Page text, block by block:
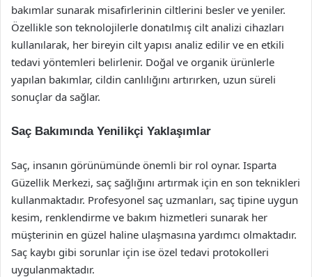
bakımlar sunarak misafirlerinin ciltlerini besler ve yeniler.
Özellikle son teknolojilerle donatılmış cilt analizi cihazları
kullanılarak, her bireyin cilt yapısı analiz edilir ve en etkili
tedavi yöntemleri belirlenir. Doğal ve organik ürünlerle
yapılan bakımlar, cildin canlılığını artırırken, uzun süreli
sonuçlar da sağlar.
Saç Bakımında Yenilikçi Yaklaşımlar
Saç, insanın görünümünde önemli bir rol oynar. Isparta
Güzellik Merkezi, saç sağlığını artırmak için en son teknikleri
kullanmaktadır. Profesyonel saç uzmanları, saç tipine uygun
kesim, renklendirme ve bakım hizmetleri sunarak her
müşterinin en güzel haline ulaşmasına yardımcı olmaktadır.
Saç kaybı gibi sorunlar için ise özel tedavi protokolleri
uygulanmaktadır.